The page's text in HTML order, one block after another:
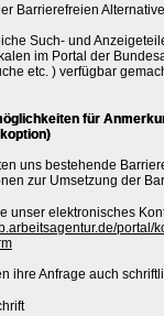
Barrierefreien
Such- und
im Portal der
etc. ) verfügbar
für
uns bestehende
zur Umsetzung der
unser elektronisches
portal/
ihre Anfrage auch